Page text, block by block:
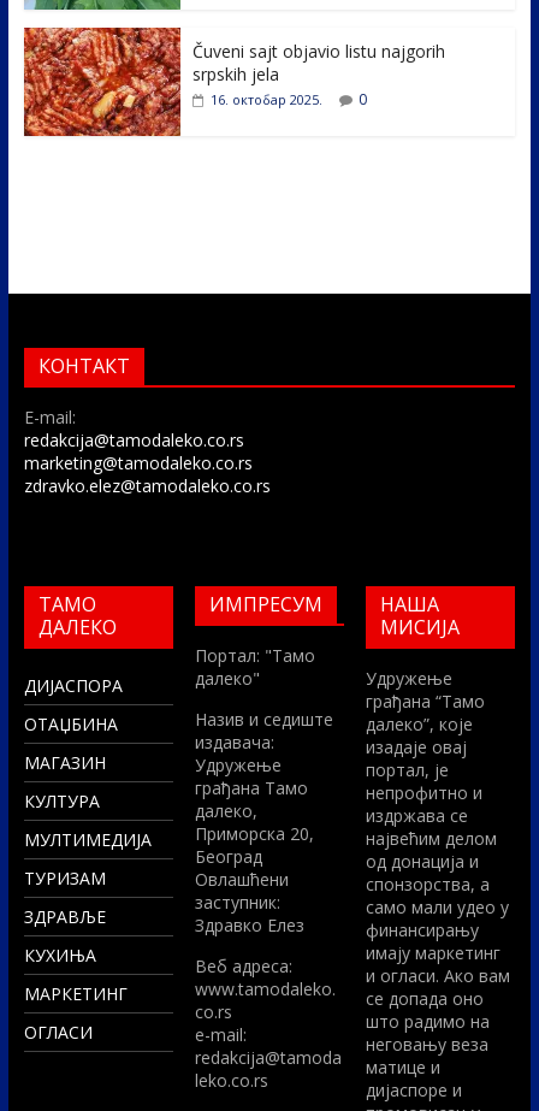
Čuveni sajt objavio listu najgorih
srpskih jela
16. октобар 2025. 0
КОНТАКТ
E-mail:
redakcija@tamodaleko.co.rs
marketing@tamodaleko.co.rs
zdravko.elez@tamodaleko.co.rs
ТАМО
ДАЛЕКО
ДИЈАСПОРА
ОТАЏБИНА
МАГАЗИН
КУЛТУРА
МУЛТИМЕДИЈА
ТУРИЗАМ
ЗДРАВЉЕ
КУХИЊА
МАРКЕТИНГ
ОГЛАСИ
ИМПРЕСУМ
Портал: "Тамо
далеко"
Назив и седиште
издавача:
Удружење
грађана Тамо
далеко,
Приморска 20,
Београд
Овлашћени
заступник:
Здравко Елез
Вeб адреса:
www.tamodaleko.
co.rs
e-mail:
redakcija@tamoda
leko.co.rs
НАША
МИСИЈА
Удружење
грађана “Тамо
далеко”, које
изадаје овај
портал, је
непрофитно и
издржава се
највећим делом
од донација и
спонзорства, а
само мали удео у
финансирању
имају маркетинг
и огласи. Ако вам
се допада оно
што радимо на
неговању веза
матице и
дијаспоре и